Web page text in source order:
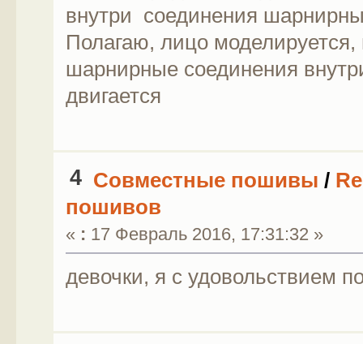
внутри соединения
Полагаю, лицо моделируется,
шарнирные соединения
двигается
4 Совместные пошивы /
пошивов
« : 17 Февраль 2016, 17:31:32 »
девочки, я с удовольствием